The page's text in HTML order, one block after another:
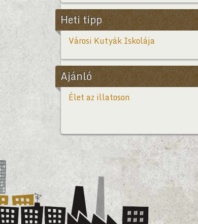
Heti tipp
Városi Kutyák Iskolája
Ajánló
Élet az illatoson